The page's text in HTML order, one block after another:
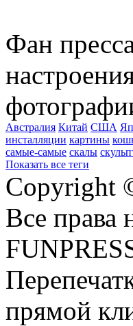
Фан
Австралия Китай США
инсталляции картины
самые-самые скалы
Показать все теги
Copyright
Все права
прямой